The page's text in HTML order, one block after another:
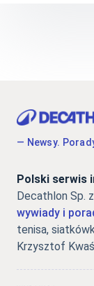
— Newsy.
Polski serwis
Decathlon Sp.
wywiady i
tenisa,
Krzysztof